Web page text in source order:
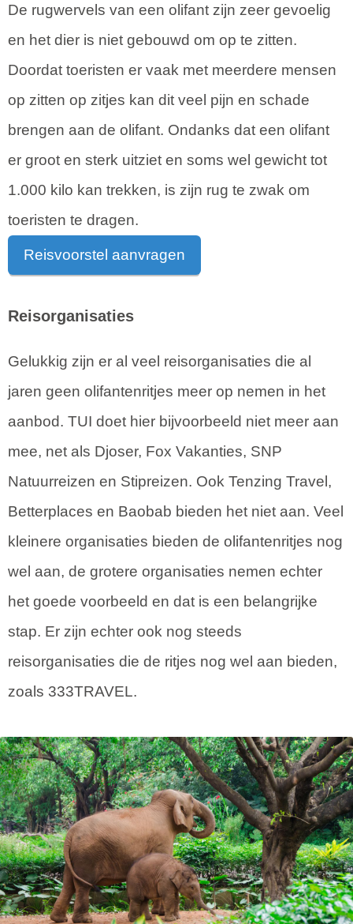
De rugwervels van een olifant zijn zeer gevoelig
en het dier is niet gebouwd om op te zitten.
Doordat toeristen er vaak met meerdere mensen
op zitten op zitjes kan dit veel pijn en schade
brengen aan de olifant. Ondanks dat een olifant
er groot en sterk uitziet en soms wel gewicht tot
1.000 kilo kan trekken, is zijn rug te zwak om
toeristen te dragen.
Reisvoorstel aanvragen
Reisorganisaties
Gelukkig zijn er al veel reisorganisaties die al
jaren geen olifantenritjes meer op nemen in het
aanbod. TUI doet hier bijvoorbeeld niet meer aan
mee, net als Djoser, Fox Vakanties, SNP
Natuurreizen en Stipreizen. Ook Tenzing Travel,
Betterplaces en Baobab bieden het niet aan. Veel
kleinere organisaties bieden de olifantenritjes nog
wel aan, de grotere organisaties nemen echter
het goede voorbeeld en dat is een belangrijke
stap. Er zijn echter ook nog steeds
reisorganisaties die de ritjes nog wel aan bieden,
zoals 333TRAVEL.